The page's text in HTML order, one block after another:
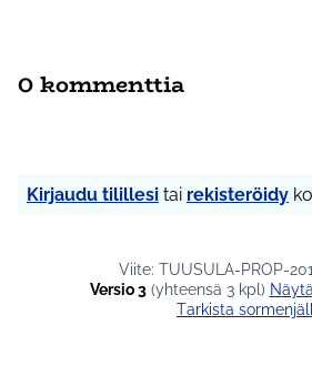
0 kommenttia
Kirjaudu tilillesi tai rekisteröidy
Viite: TUUSULA-PROP-
Versio 3(yhteensä 3 kpl)
Tarkista